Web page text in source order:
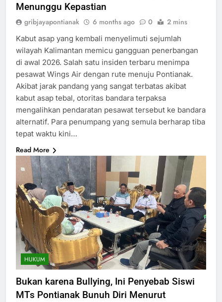
Menunggu Kepastian
gribjayapontianak 6 months ago 0 2 mins
Kabut asap yang kembali menyelimuti sejumlah
wilayah Kalimantan memicu gangguan penerbangan
di awal 2026. Salah satu insiden terbaru menimpa
pesawat Wings Air dengan rute menuju Pontianak.
Akibat jarak pandang yang sangat terbatas akibat
kabut asap tebal, otoritas bandara terpaksa
mengalihkan pendaratan pesawat tersebut ke bandara
alternatif. Para penumpang yang semula berharap tiba
tepat waktu kini…
Read More
HUKUM
Bukan karena Bullying, Ini Penyebab Siswi
MTs Pontianak Bunuh Diri Menurut